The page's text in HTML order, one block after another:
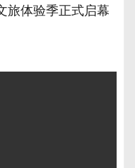
旅体验季正式启幕